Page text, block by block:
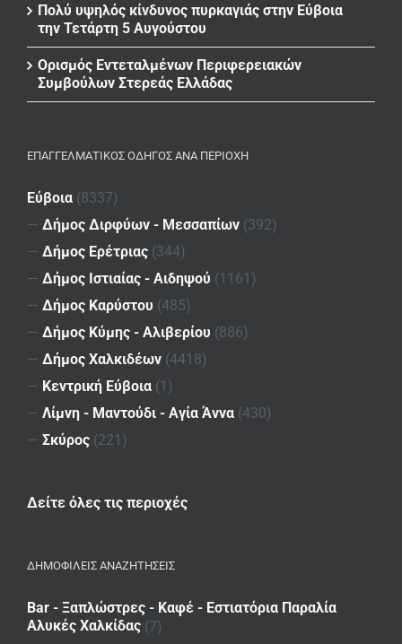
Πολύ υψηλός κίνδυνος πυρκαγιάς στην Εύβοια
την Τετάρτη 5 Αυγούστου
Ορισμός Εντεταλμένων Περιφερειακών
Συμβούλων Στερεάς Ελλάδας
ΕΠΑΓΓΕΛΜΑΤΙΚΌΣ ΟΔΗΓΌΣ ΑΝΆ ΠΕΡΙΟΧΉ
Εύβοια (8337)
— Δήμος Διρφύων - Μεσσαπίων (392)
— Δήμος Ερέτριας (344)
— Δήμος Ιστιαίας - Αιδηψού (1161)
— Δήμος Καρύστου (485)
— Δήμος Κύμης - Αλιβερίου (886)
— Δήμος Χαλκιδέων (4418)
— Κεντρική Εύβοια (1)
— Λίμνη - Μαντούδι - Αγία Άννα (430)
— Σκύρος (221)
Δείτε όλες τις περιοχές
ΔΗΜΟΦΙΛΕΙΣ ΑΝΑΖΗΤΗΣΕΙΣ
Bar - Ξαπλώστρες - Καφέ - Εστιατόρια Παραλία
Αλυκές Χαλκίδας (7)